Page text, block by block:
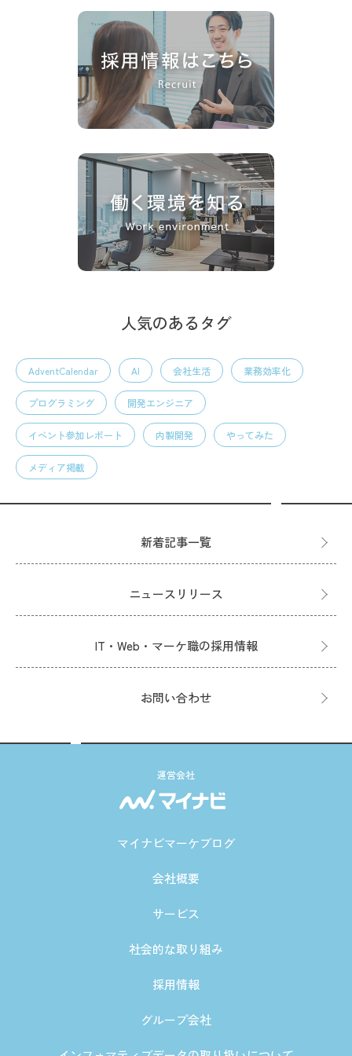
人気のあるタグ
AdventCalendar AI 会社生活 業務効率化
プログラミング 開発エンジニア
イベント参加レポート 内製開発 やってみた
メディア掲載
新着記事一覧
ニュースリリース
IT・Web・マーケ職の採用情報
お問い合わせ
運営会社
マイナビマーケブログ
会社概要
サービス
社会的な取り組み
採用情報
グループ会社